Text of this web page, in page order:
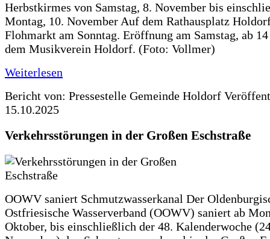
Herbstkirmes von Samstag, 8. November bis
Montag, 10. November Auf dem Rathausplatz
Flohmarkt am Sonntag. Eröffnung am Samstag, ab
dem Musikverein Holdorf. (Foto: Vollmer)
Weiterlesen
Bericht von: Pressestelle Gemeinde Holdorf
15.10.2025
Verkehrsstörungen in der Großen Eschstraße
OOWV saniert Schmutzwasserkanal Der
Ostfriesische Wasserverband (OOWV) saniert ab
Oktober, bis einschließlich der 48. Kalenderwoche